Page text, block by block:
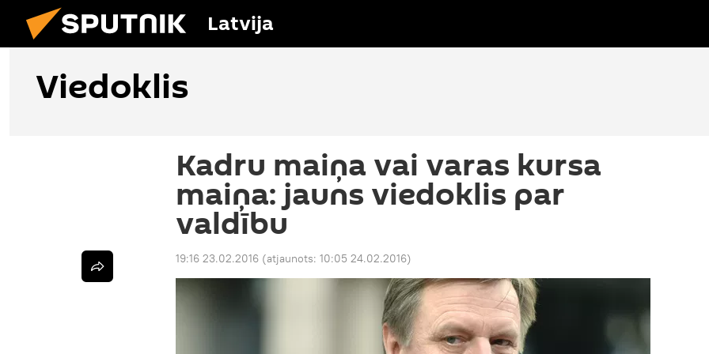
Latvija
Viedoklis
Kadru maiņa vai varas kursa
maiņa: jauns viedoklis par
valdību
19:16 23.02.2016 (atjaunots: 10:05 24.02.2016)